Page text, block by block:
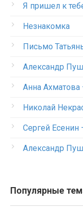
Я пришел к
Незнакомка
Письмо
Александр
Анна
Николай
Сергей
Александр
Популярные